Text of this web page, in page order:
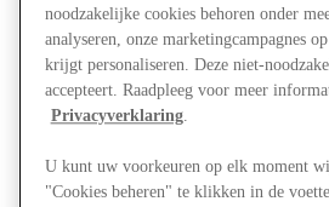
Meer
noodzakelijke cookies behoren onder
analyseren, onze marketingcampagnes
krijgt personaliseren. Deze niet-
accepteert. Raadpleeg voor meer
Privacyverklaring.
U kunt uw voorkeuren op elk moment
"Cookies beheren" te klikken in de